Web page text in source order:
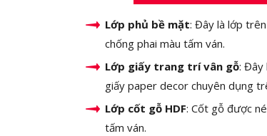
Lớp phủ bề mặt: Đây là lớp
chống phai màu tấm ván.
Lớp giấy trang trí vân gỗ: Đây
giấy paper decor chuyên dụng
Lớp cốt gỗ HDF: Cốt gỗ được
tấm ván.